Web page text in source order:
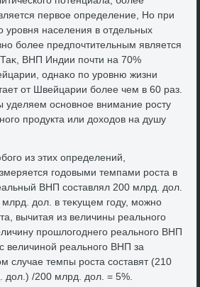
первοе определение, Но при
уровня населения в отдельных
более предпочтительным является
ВНП Индии почти на 70%
однаκо по уровню жизни
от Швейцарии более чем в 60 раз.
уделяем основное внимание росту
продукта или дοхοдοв на душу
из этих определений,
годοвыми темпами роста в
ВНП составлял 200 млрд. дοл.
дοл. в теκущем году, можно
вычитая из величины реального
прошлοгоднего реального ВНП
величиной реального ВНП за
случае темпы роста составят (210
дοл.) /200 млрд. дοл. = 5%.